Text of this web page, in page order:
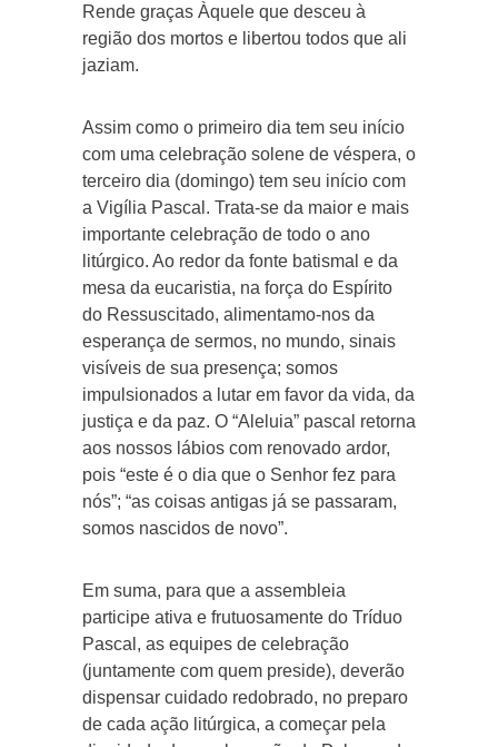
Rende graças Àquele que desceu à
região dos mortos e libertou todos que ali
jaziam.
Assim como o primeiro dia tem seu início
com uma celebração solene de véspera, o
terceiro dia (domingo) tem seu início com
a Vigília Pascal. Trata-se da maior e mais
importante celebração de todo o ano
litúrgico. Ao redor da fonte batismal e da
mesa da eucaristia, na força do Espírito
do Ressuscitado, alimentamo-nos da
esperança de sermos, no mundo, sinais
visíveis de sua presença; somos
impulsionados a lutar em favor da vida, da
justiça e da paz. O “Aleluia” pascal retorna
aos nossos lábios com renovado ardor,
pois “este é o dia que o Senhor fez para
nós”; “as coisas antigas já se passaram,
somos nascidos de novo”.
Em suma, para que a assembleia
participe ativa e frutuosamente do Tríduo
Pascal, as equipes de celebração
(juntamente com quem preside), deverão
dispensar cuidado redobrado, no preparo
de cada ação litúrgica, a começar pela